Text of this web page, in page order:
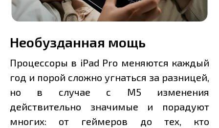
Необузданная мощь
Процессоры в iPad Pro меняются каждый
год и порой сложно угнаться за разницей,
но в случае с M5 изменения
действительно значимые и порадуют
многих: от геймеров до тех, кто